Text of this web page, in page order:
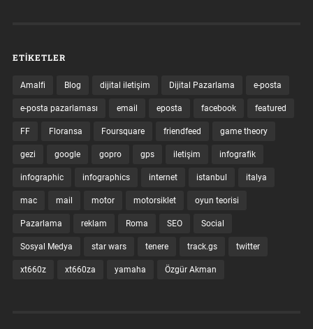
ETIKETLER
Amalfi Blog dijital iletişim Dijital Pazarlama e-posta
e-posta pazarlaması email eposta facebook featured
FF Floransa Foursquare friendfeed game theory
gezi google gopro gps iletişim infografik
infographic infographics internet istanbul italya
mac mail motor motorsiklet oyun teorisi
Pazarlama reklam Roma SEO Social
Sosyal Medya star wars tenere track.gs twitter
xt660z xt660za yamaha Özgür Akman